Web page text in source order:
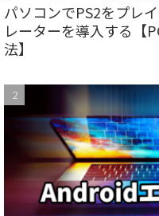
パソコンでPS2をプレ
レーターを導入する【
法】